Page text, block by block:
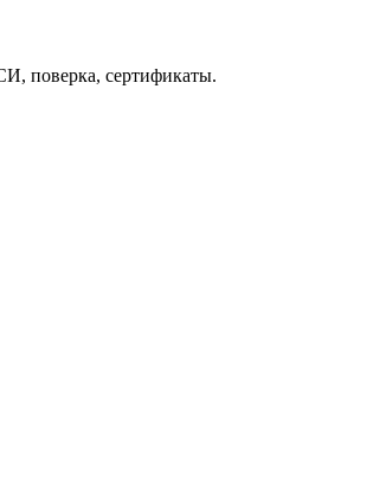
поверка, сертификаты.